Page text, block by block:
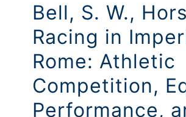
Bell, S. W.,
Racing in
Rome: Athletic
Competition,
Performance,